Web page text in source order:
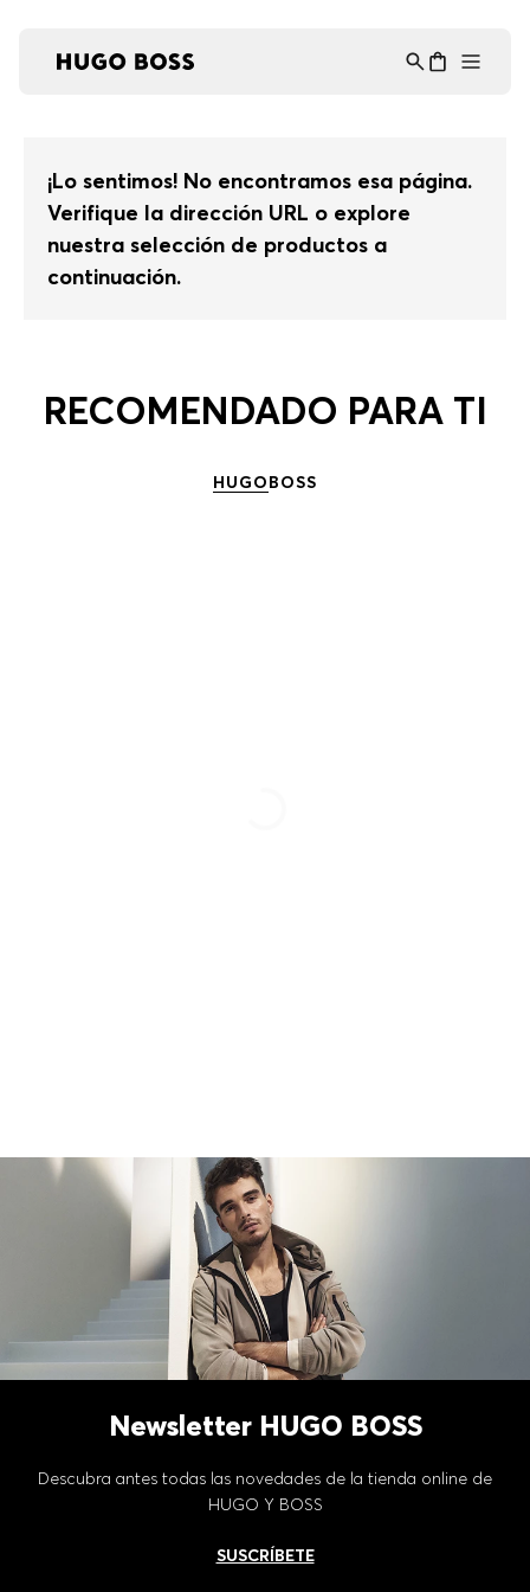
¡Lo sentimos! No encontramos esa página.
Verifique la dirección URL o explore
nuestra selección de productos a
continuación.
RECOMENDADO PARA TI
HUGOBOSS
Newsletter HUGO BOSS
Descubra antes todas las novedades de la tienda online de
HUGO Y BOSS
SUSCRÍBETE
Asistente Virtual
en línea ⋮